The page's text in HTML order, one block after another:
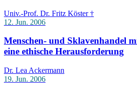
Univ.-Prof. Dr. Fritz Köster †
12. Jun. 2006
Menschen- und Sklavenhandel
eine ethische Herausforderung
Dr. Lea Ackermann
19. Jun. 2006